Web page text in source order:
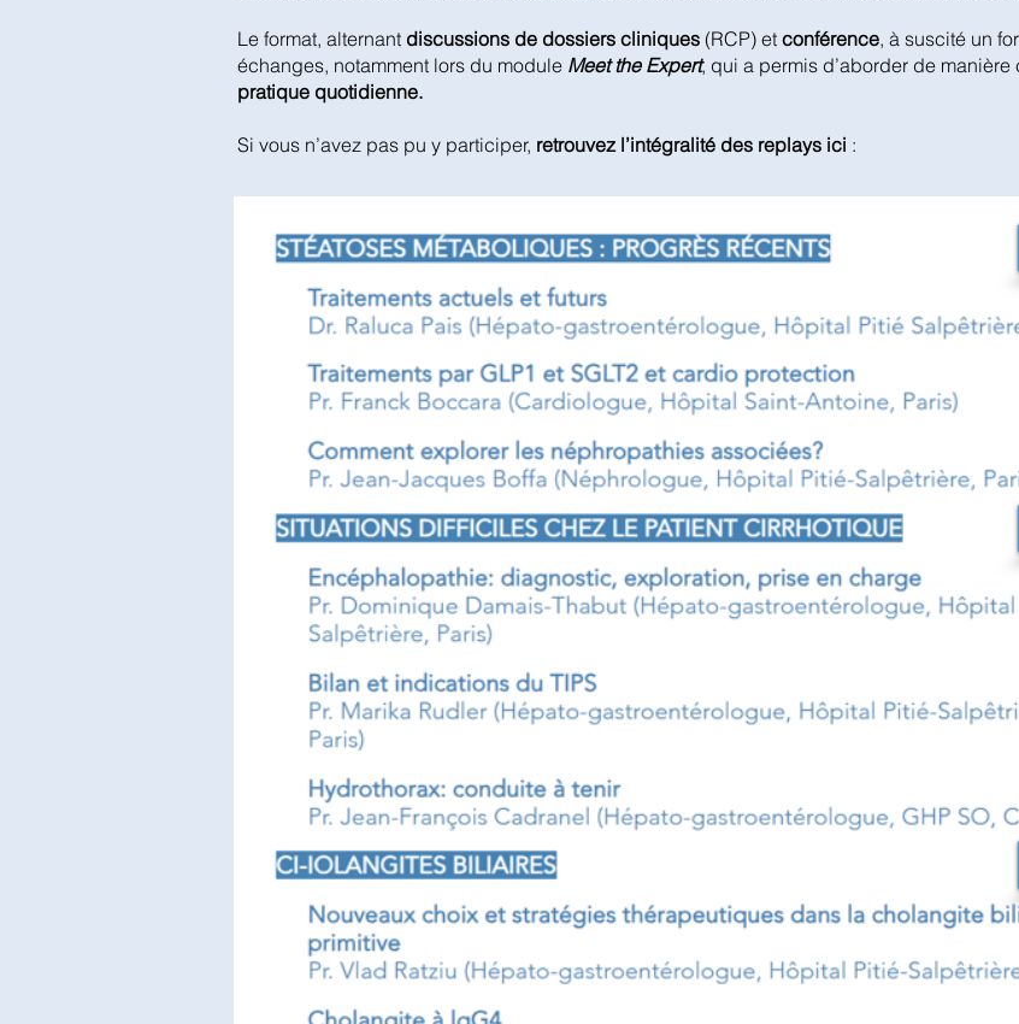
Le format, alternant discussions de dossiers cliniques (RCP) et conférence, à suscité un
échanges, notamment lors du module Meet the Expert, qui a permis d’aborder de manière
pratique quotidienne.
Si vous n’avez pas pu y participer, retrouvez l’intégralité des replays ici :